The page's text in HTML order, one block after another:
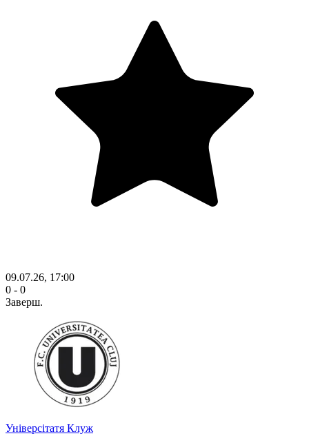
09.07.26, 17:00
0 - 0
Заверш.
Універсітатя Клуж